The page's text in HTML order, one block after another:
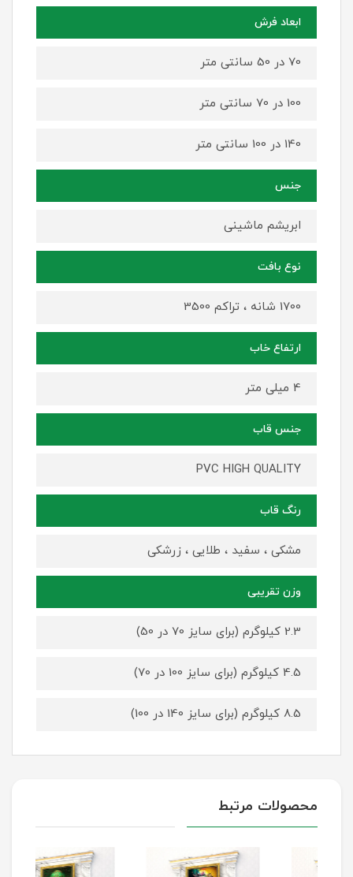
ابعاد فرش
70 در 50 سانتی متر
100 در 70 سانتی متر
140 در 100 سانتی متر
جنس
ابریشم ماشینی
نوع بافت
1700 شانه ، تراکم 3500
ارتفاع خاب
4 میلی متر
جنس قاب
PVC HIGH QUALITY
رنگ قاب
مشکی ، سفید ، طلایی ، زرشکی
وزن تقریبی
2.3 کیلوگرم (برای سایز 70 در 50)
4.5 کیلوگرم (برای سایز 100 در 70)
8.5 کیلوگرم (برای سایز 140 در 100)
محصولات مرتبط